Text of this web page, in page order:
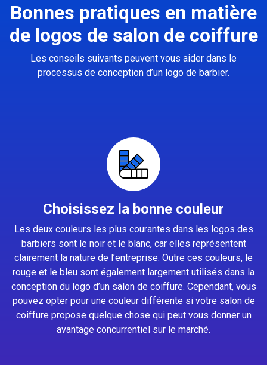
Bonnes pratiques en matière
de logos de salon de coiffure
Les conseils suivants peuvent vous aider dans le
processus de conception d’un logo de barbier.
Choisissez la bonne couleur
Les deux couleurs les plus courantes dans les logos des
barbiers sont le noir et le blanc, car elles représentent
clairement la nature de l’entreprise. Outre ces couleurs, le
rouge et le bleu sont également largement utilisés dans la
conception du logo d’un salon de coiffure. Cependant, vous
pouvez opter pour une couleur différente si votre salon de
coiffure propose quelque chose qui peut vous donner un
avantage concurrentiel sur le marché.